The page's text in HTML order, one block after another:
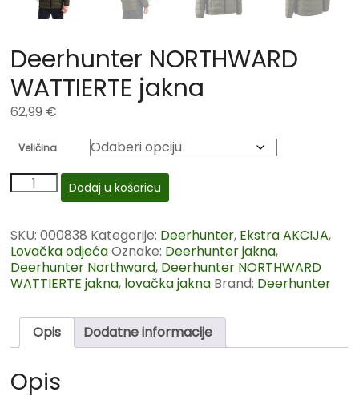
Deerhunter NORTHWARD
WATTIERTE jakna
62,99 €
Veličina
Dodaj u košaricu
SKU:000838 Kategorije: Deerhunter, Ekstra AKCIJA,
Lovačka odjećaOznake: Deerhunter jakna,
Deerhunter Northward, Deerhunter NORTHWARD
WATTIERTE jakna, lovačka jakna Brand: Deerhunter
Opis Dodatne informacije
Opis